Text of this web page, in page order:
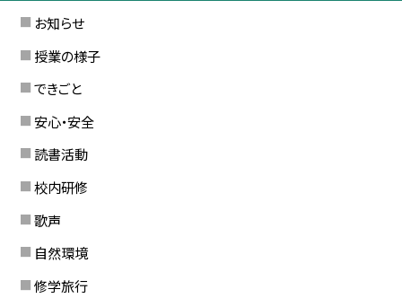
お知らせ
授業の様子
できごと
安心・安全
読書活動
校内研修
歌声
自然環境
修学旅行